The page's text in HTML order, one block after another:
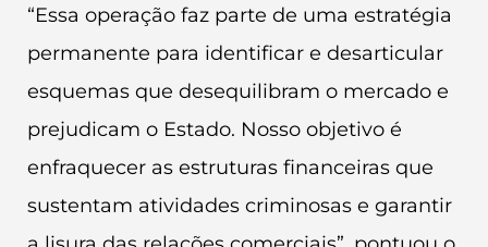
“Essa operação faz parte de uma estratégia
permanente para identificar e desarticular
esquemas que desequilibram o mercado e
prejudicam o Estado. Nosso objetivo é
enfraquecer as estruturas financeiras que
sustentam atividades criminosas e garantir